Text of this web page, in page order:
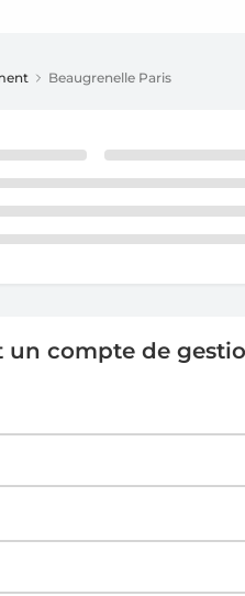
Beaugrenelle Paris
compte de